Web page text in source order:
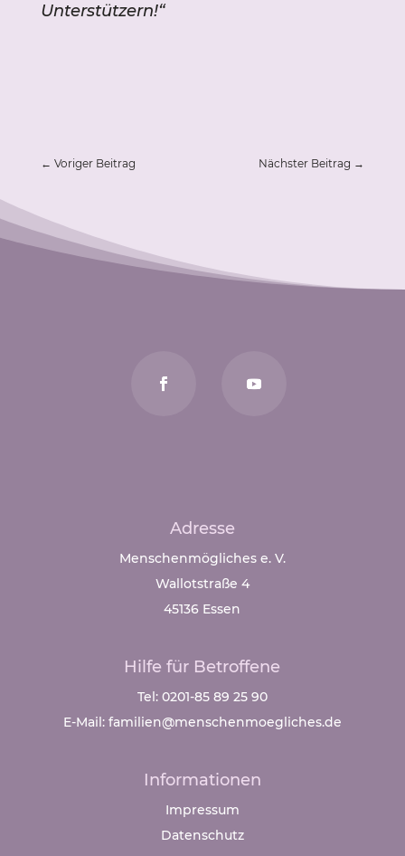
Unterstützern!“
← Voriger Beitrag Nächster Beitrag →
Adresse
Menschenmögliches e. V.
Wallotstraße 4
45136 Essen
Hilfe für Betroffene
Tel: 0201-85 89 25 90
E-Mail: familien@menschenmoegliches.de
Informationen
Impressum
Datenschutz